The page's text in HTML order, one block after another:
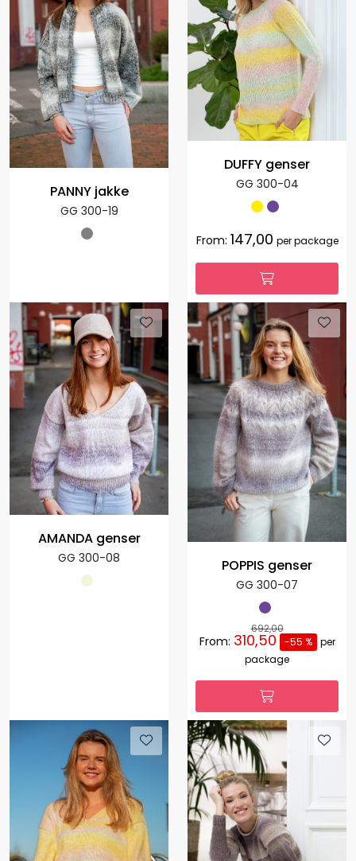
PANNY jakke
GG 300-19
DUFFY genser
GG 300-04
From: 147,00 per package
AMANDA genser
GG 300-08 POPPIS genser
GG 300-07
692,00
From: 310,50 -55 %
per
package